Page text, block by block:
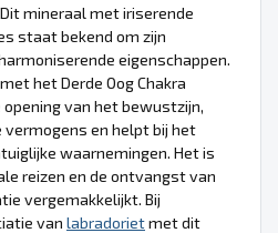
Dit mineraal met iriserende
staat bekend om zijn
eigenschappen.
het Derde Oog Chakra
opening van het bewustzijn,
en helpt bij het
waarnemingen. Het is
reizen en de ontvangst van
vergemakkelijkt. Bij
van labradorietmet dit